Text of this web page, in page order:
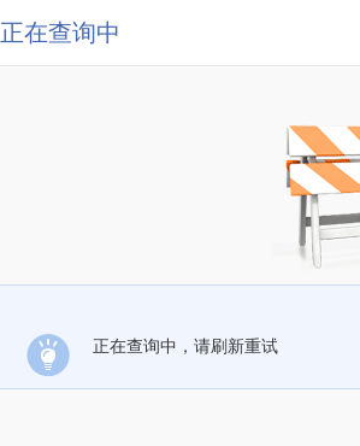
正在查询中
正在查询中，请刷新重试